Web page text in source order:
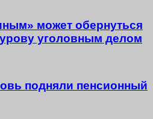
может обернуться
уголовным делом
подняли пенсионный